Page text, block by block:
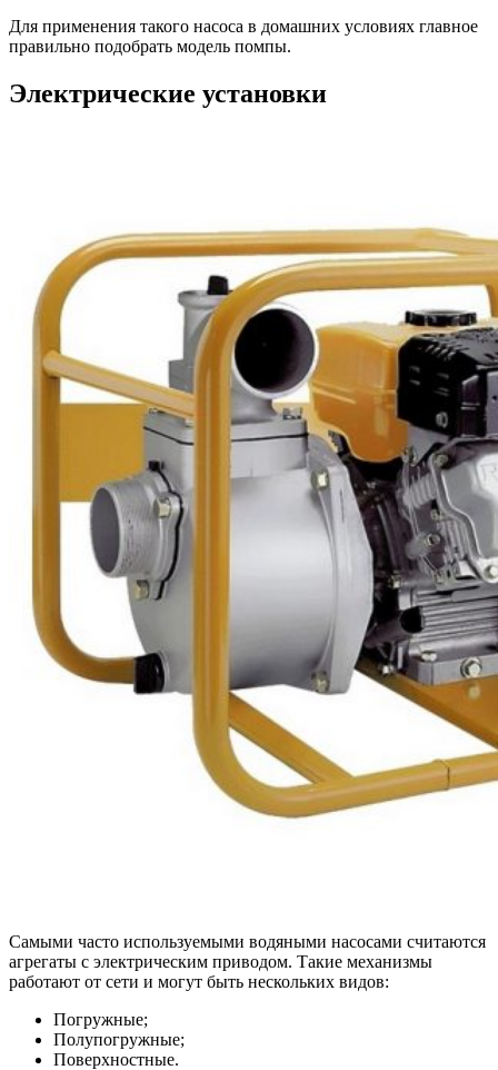
Для применения такого насоса в домашних условиях главное
правильно подобрать модель помпы.
Электрические установки
Самыми часто используемыми водяными насосами считаются
агрегаты с электрическим приводом. Такие механизмы
работают от сети и могут быть нескольких видов:
Погружные;
Полупогружные;
Поверхностные.